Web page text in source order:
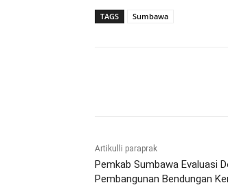
TAGS Sumbawa
Artikulli paraprak
Pemkab Sumbawa Evaluasi
Pembangunan Bendungan